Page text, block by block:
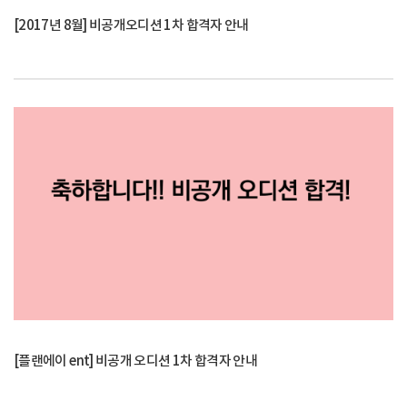
[2017년 8월] 비공개오디션 1차 합격자 안내
[플랜에이 ent] 비공개 오디션 1차 합격자 안내